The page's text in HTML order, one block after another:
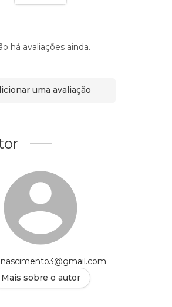
há avaliações ainda.
uma avaliação
Mais sobre o autor